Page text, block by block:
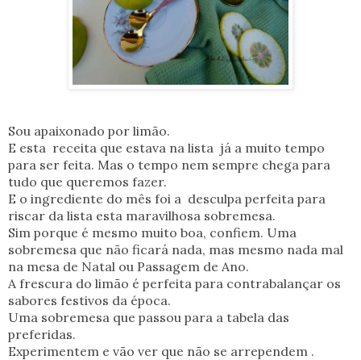
Sou apaixonado por limão.
E esta receita que estava na lista já a muito tempo
para ser feita. Mas o tempo nem sempre chega para
tudo que queremos fazer.
E o ingrediente do mês foi a desculpa perfeita para
riscar da lista esta maravilhosa sobremesa.
Sim porque é mesmo muito boa, confiem. Uma
sobremesa que não ficará nada, mas mesmo nada mal
na mesa de Natal ou Passagem de Ano.
A frescura do limão é perfeita para contrabalançar os
sabores festivos da época.
Uma sobremesa que passou para a tabela das
preferidas.
Experimentem e vão ver que não se arrependem .